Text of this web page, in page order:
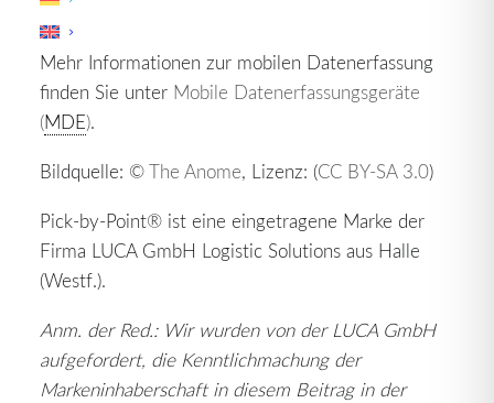
der
Mehr Informationen zur mobilen Datenerfassung
finden Sie unter Mobile Datenerfassungsgeräte
(MDE).
Bildquelle: ©The Anome, Lizenz: (CC BY-SA 3.0)
Pick-by-Point® ist eine eingetragene Marke der
Firma LUCA GmbH Logistic Solutions aus Halle
(Westf.).
Anm. der Red.: Wir wurden von der LUCA GmbH
aufgefordert, die Kenntlichmachung der
Markeninhaberschaft in diesem Beitrag in der